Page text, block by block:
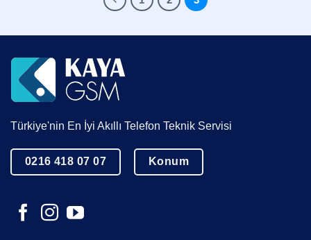
Türkiye'nin En İyi Akıllı Telefon Teknik Servisi
0216 418 07 07 Konum